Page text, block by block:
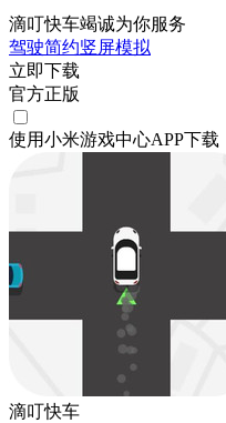
滴叮快车竭诚为你服务
驾驶简约竖屏模拟
立即下载
官方正版
使用小米游戏中心APP下载
滴叮快车